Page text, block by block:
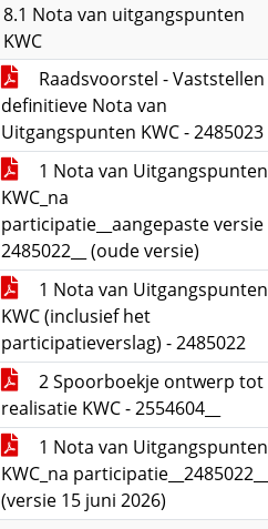
8.1 Nota van uitgangspunten
KWC
Raadsvoorstel - Vaststellen
definitieve Nota van
Uitgangspunten KWC - 2485023
1 Nota van Uitgangspunten
KWC_na
participatie__aangepaste versie
2485022__ (oude versie)
1 Nota van Uitgangspunten
KWC (inclusief het
participatieverslag) - 2485022
2 Spoorboekje ontwerp tot
realisatie KWC - 2554604__
1 Nota van Uitgangspunten
KWC_na participatie__2485022__
(versie 15 juni 2026)